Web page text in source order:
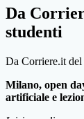
Da
studenti
Da Corriere.it
Milano, open
artificiale e